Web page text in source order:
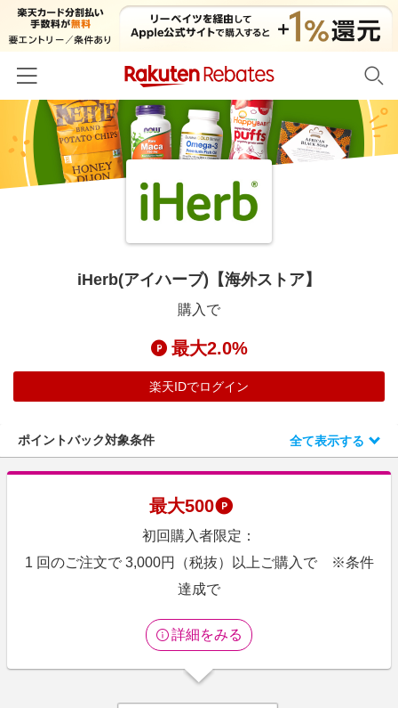
ホーム
カテゴリー一覧
日用品・キッチン用品
家電・PC・スマホ・カメラ
スポーツ・アウトドア・ゴルフ
インテリア・寝具
旅行・レジャー・ホテル予約
生活・お役立ち
ビジネス・その他サービス
リーベイツ注目ストア
初回購入者限定特典
旅行特集
わくわく夏特集
とことん買い物チャレンジ
Apple公式サイト×楽天カード分割払い
Qoo10メガポ
Samsung ボーナスキャンペーン
週末の高還元 夏の長期版
友達紹介iHerb(アイハーブ)【海外ストア】
購入で
最大2.0%
楽天IDでログイン
ポイントバック対象条件 全て表示する
最大500
初回購入者限定：
1 回のご注文で 3,000円（税抜）以上ご購入で ※条件
達成で
詳細をみる